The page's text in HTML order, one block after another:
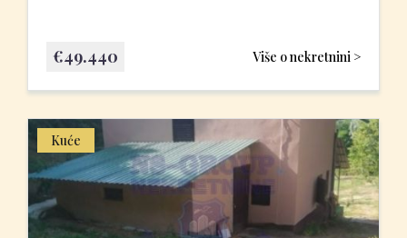
Više o nekretnini >
€49.440
Kuće